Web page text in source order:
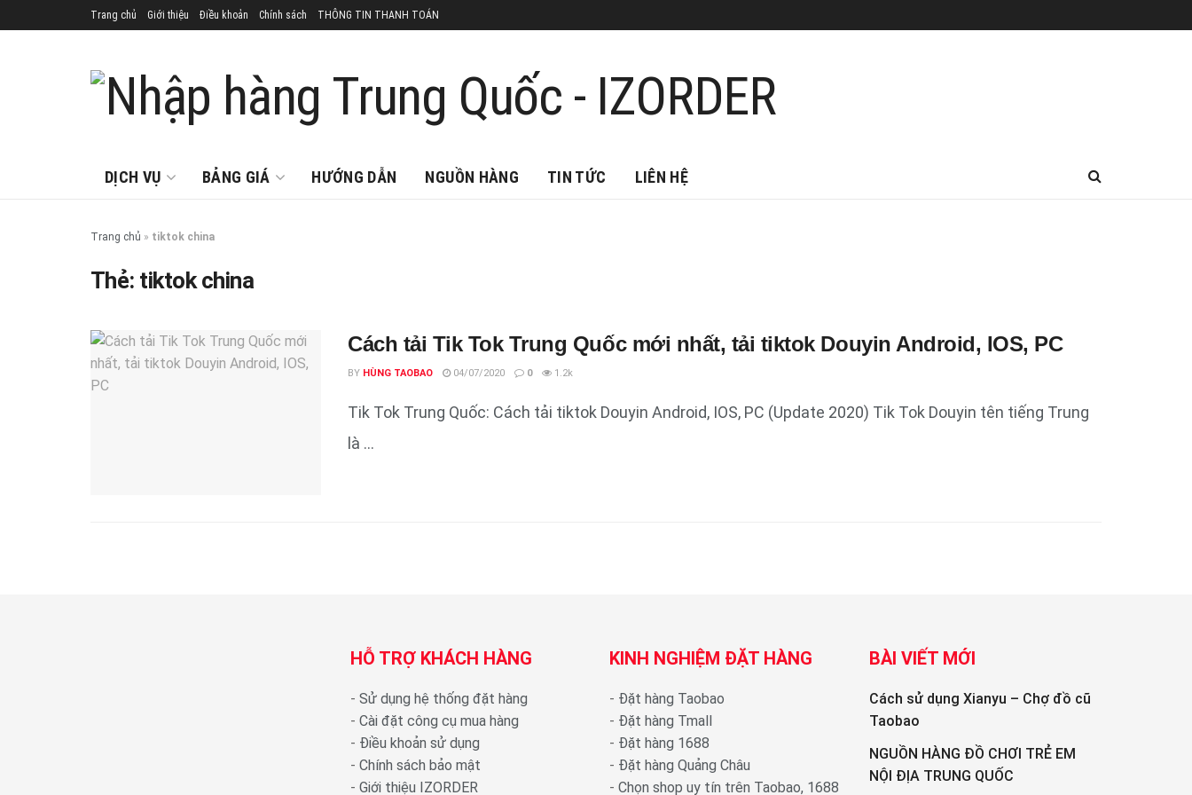
Trang chủ Giới thiệu Điều khoản Chính sách THÔNG TIN THANH TOÁN
DỊCH VỤ BẢNG GIÁ HƯỚNG DẪN NGUỒN HÀNG TIN TỨC LIÊN HỆ
Trang chủ » tiktok china
Thẻ: tiktok china
Cách tải Tik Tok Trung Quốc mới nhất, tải tiktok Douyin Android, IOS, PC
BY HÙNG TAOBAO 04/07/2020 0 1.2k
Tik Tok Trung Quốc: Cách tải tiktok Douyin Android, IOS, PC (Update 2020) Tik Tok Douyin tên tiếng Trung
là ...
HỖ TRỢ KHÁCH HÀNG
- Sử dụng hệ thống đặt hàng
- Cài đặt công cụ mua hàng
- Điều khoản sử dụng
- Chính sách bảo mật
- Giới thiệu IZORDER
KINH NGHIỆM ĐẶT HÀNG
- Đặt hàng Taobao
- Đặt hàng Tmall
- Đặt hàng 1688
- Đặt hàng Quảng Châu
- Chọn shop uy tín trên Taobao, 1688
BÀI VIẾT MỚI
Cách sử dụng Xianyu – Chợ đồ cũ
Taobao
NGUỒN HÀNG ĐỒ CHƠI TRẺ EM
NỘI ĐỊA TRUNG QUỐC